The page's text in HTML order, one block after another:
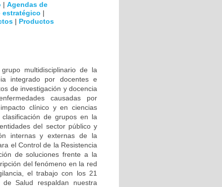
| Agendas de
estratégico |
| Productos
multidisciplinario de la
integrado por docentes e
de investigación y docencia
causadas por
clínico y en ciencias
de grupos en la
del sector público y
internas y externas de la
el Control de la Resistencia
de soluciones frente a la
del fenómeno en la red
el trabajo con los 21
Salud respaldan nuestra